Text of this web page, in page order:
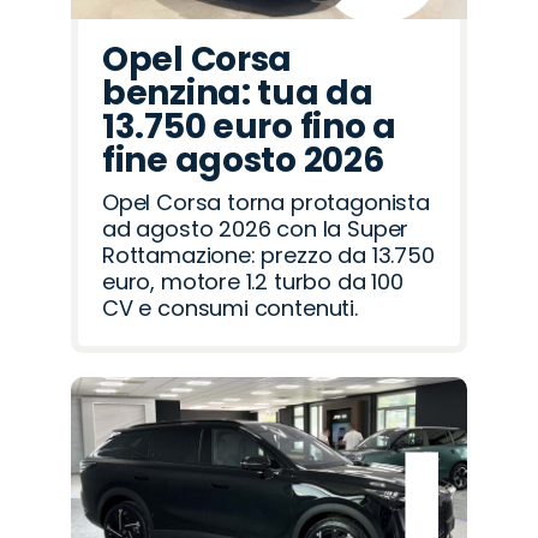
Opel Corsa
benzina: tua da
13.750 euro fino a
fine agosto 2026
Opel Corsa torna protagonista
ad agosto 2026 con la Super
Rottamazione: prezzo da 13.750
euro, motore 1.2 turbo da 100
CV e consumi contenuti.